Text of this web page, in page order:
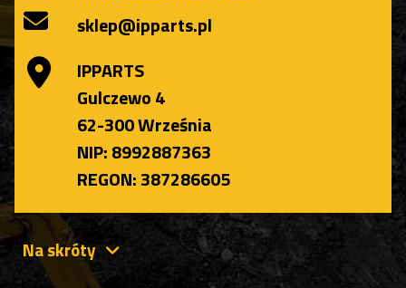
sklep@ipparts.pl
IPPARTS
Gulczewo 4
62-300 Września
NIP: 8992887363
REGON: 387286605
Na skróty